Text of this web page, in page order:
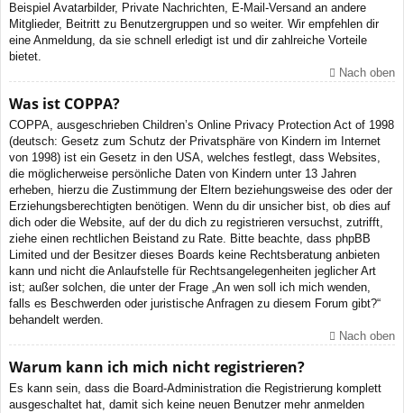
Beispiel Avatarbilder, Private Nachrichten, E-Mail-Versand an andere
Mitglieder, Beitritt zu Benutzergruppen und so weiter. Wir empfehlen dir
eine Anmeldung, da sie schnell erledigt ist und dir zahlreiche Vorteile
bietet.
Nach oben
Was ist COPPA?
COPPA, ausgeschrieben Children’s Online Privacy Protection Act of 1998
(deutsch: Gesetz zum Schutz der Privatsphäre von Kindern im Internet
von 1998) ist ein Gesetz in den USA, welches festlegt, dass Websites,
die möglicherweise persönliche Daten von Kindern unter 13 Jahren
erheben, hierzu die Zustimmung der Eltern beziehungsweise des oder der
Erziehungsberechtigten benötigen. Wenn du dir unsicher bist, ob dies auf
dich oder die Website, auf der du dich zu registrieren versuchst, zutrifft,
ziehe einen rechtlichen Beistand zu Rate. Bitte beachte, dass phpBB
Limited und der Besitzer dieses Boards keine Rechtsberatung anbieten
kann und nicht die Anlaufstelle für Rechtsangelegenheiten jeglicher Art
ist; außer solchen, die unter der Frage „An wen soll ich mich wenden,
falls es Beschwerden oder juristische Anfragen zu diesem Forum gibt?“
behandelt werden.
Nach oben
Warum kann ich mich nicht registrieren?
Es kann sein, dass die Board-Administration die Registrierung komplett
ausgeschaltet hat, damit sich keine neuen Benutzer mehr anmelden